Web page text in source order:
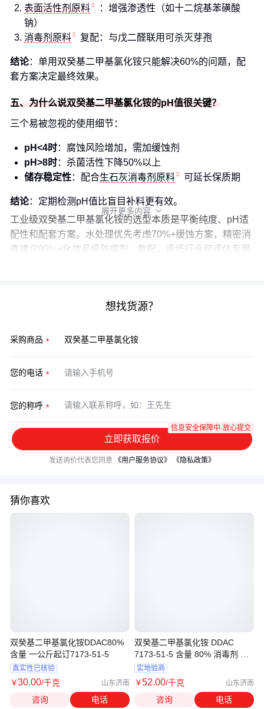
表面活性剂原料
：增强渗透性（如十二烷基苯磺酸
钠）
消毒剂原料
复配：与戊二醛联用可杀灭芽孢
结论：单用双癸基二甲基氯化铵只能解决60%的问题，配
套方案决定最终效果。
五、为什么说双癸基二甲基氯化铵的pH值很关键？
三个易被忽视的使用细节：
pH<4时：腐蚀风险增加，需加缓蚀剂
pH>8时：杀菌活性下降50%以上
储存稳定性：配合生石灰消毒剂原料 可延长保质期
结论：定期检测pH值比盲目补料更有效。
工业级双癸基二甲基氯化铵的选型本质是平衡纯度、pH适
配性和配套方案。水处理优先考虑70%+缓蚀方案，精密消
毒建议99%+ 化妆品级防腐剂
复配，造纸行业可评估专用
展开更多内容 
想找货源？
采购商品
您的电话
您的称呼
立即获取报价
信息安全保障中·放心提交
发送询价代表您同意 《用户服务协议》 《隐私政策》
猜你喜欢
双癸基二甲基氯化铵DDAC80%
含量 一公斤起订7173-51-5
真实性已核验
￥30.00/千克 山东济南
咨询 电话
双癸基二甲基氯化铵 DDAC
7173-51-5 含量 80% 消毒剂 防
蛀剂
实地验商
￥52.00/千克 山东济南
咨询 电话